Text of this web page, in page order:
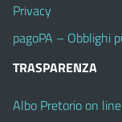
Privacy
pagoPA – Obblighi
TRASPARENZA
Albo Pretorio on line